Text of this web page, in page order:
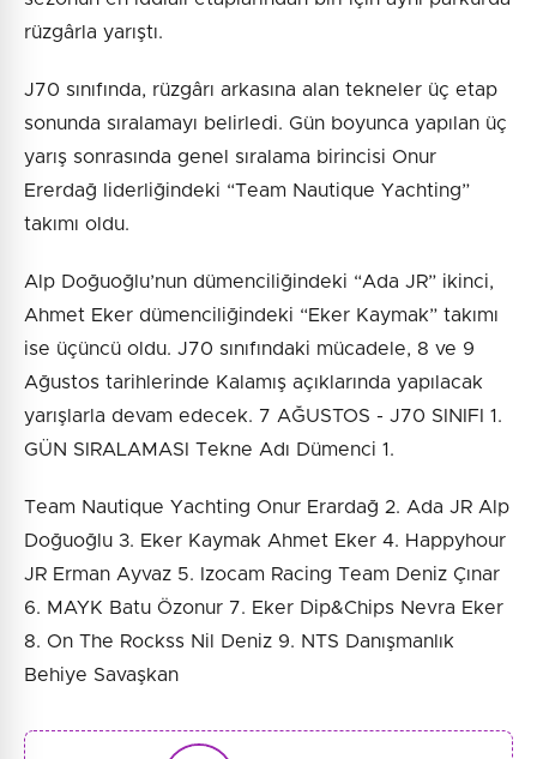
rüzgârla yarıştı.
J70 sınıfında, rüzgârı arkasına alan tekneler üç etap
sonunda sıralamayı belirledi. Gün boyunca yapılan üç
yarış sonrasında genel sıralama birincisi Onur
Ererdağ liderliğindeki “Team Nautique Yachting”
takımı oldu.
Alp Doğuoğlu’nun dümenciliğindeki “Ada JR” ikinci,
Ahmet Eker dümenciliğindeki “Eker Kaymak” takımı
ise üçüncü oldu. J70 sınıfındaki mücadele, 8 ve 9
Ağustos tarihlerinde Kalamış açıklarında yapılacak
yarışlarla devam edecek. 7 AĞUSTOS - J70 SINIFI 1.
GÜN SIRALAMASI Tekne Adı Dümenci 1.
Team Nautique Yachting Onur Erardağ 2. Ada JR Alp
Doğuoğlu 3. Eker Kaymak Ahmet Eker 4. Happyhour
JR Erman Ayvaz 5. Izocam Racing Team Deniz Çınar
6. MAYK Batu Özonur 7. Eker Dip&Chips Nevra Eker
8. On The Rockss Nil Deniz 9. NTS Danışmanlık
Behiye Savaşkan